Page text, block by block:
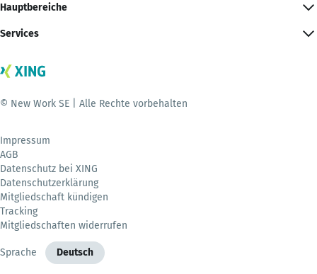
Hauptbereiche
Services
© New Work SE | Alle Rechte vorbehalten
Impressum
AGB
Datenschutz bei XING
Datenschutzerklärung
Mitgliedschaft kündigen
Tracking
Mitgliedschaften widerrufen
Sprache Deutsch